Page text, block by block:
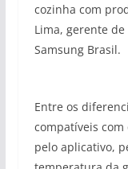
cozinha com
Lima, gerente
Samsung Brasil.
Entre os
compatíveis com
pelo aplicativo,